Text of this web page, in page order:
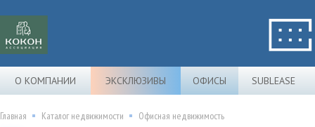
О КОМПАНИИ ЭКСКЛЮЗИВЫ ОФИСЫ SUBLEASE
Главная Каталог недвижимости Офисная недвижимость